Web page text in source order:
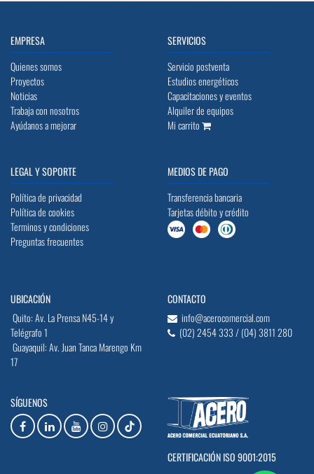
EMPRESA
Quienes somos
Proyectos
Noticias
Trabaja con nosotros
Ayúdanos a mejorar
SERVICIOS
Servicio postventa
Estudios energéticos
Capacitaciones y eventos
Alquiler de equipos
Mi carrito
LEGAL Y SOPORTE
Política de privacidad
Política de cookies
Terminos y condiciones
Preguntas frecuentes
MEDIOS DE PAGO
Transferencia bancaria
Tarjetas débito y crédito
UBICACIÓN
Quito: Av. La Prensa N45-14 y
Telégrafo 1
Guayaquil: Av. Juan Tanca Marengo Km
17
CONTACTO
info@acerocomercial.com
(02) 2454 333 / (04) 3811 280
SÍGUENOS
CERTIFICACIÓN ISO 9001:2015